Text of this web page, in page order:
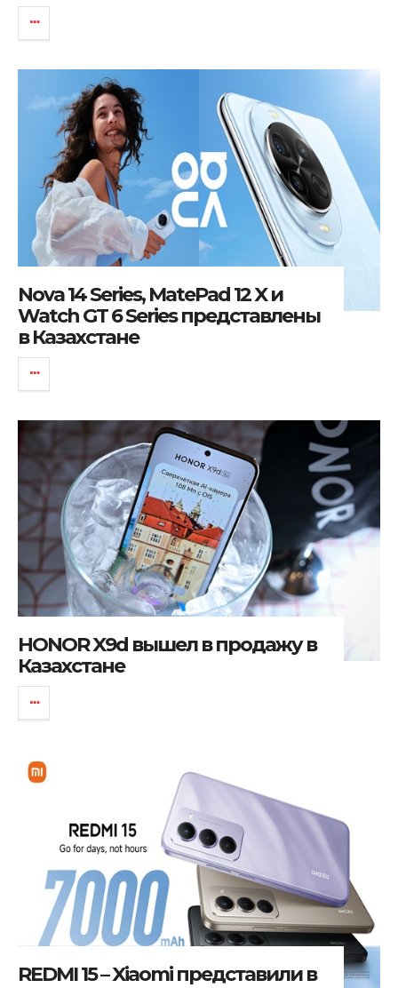
Nova 14 Series, MatePad 12 X и
Watch GT 6 Series представлены
в Казахстане
HONOR X9d вышел в продажу в
Казахстане
REDMI 15 – Xiaomi представили в